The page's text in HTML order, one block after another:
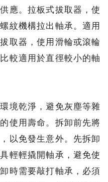
應。拉板式拔取器，使
紋機構拉出軸承。適用
取器，使用滑輪或滾輪
較適用於直徑較小的軸
境乾淨，避免灰塵等雜
使用壽命。拆卸前先將
以免發生意外。先拆卸
輕輕撬開軸承，避免使
時需要敲打軸承，必須